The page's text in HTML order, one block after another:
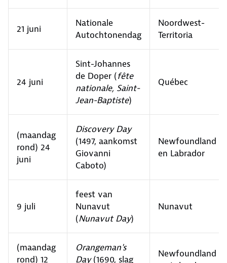
21 juni
Nationale
Autochtonendag
Noordwest-
Territoria
24 juni
Sint-Johannes
de Doper (fête
nationale, Saint-
Jean-Baptiste)
Québec
(maandag
rond) 24
juni
Discovery Day
(1497, aankomst
Giovanni
Caboto)
Newfoundland
en Labrador
9 juli
feest van
Nunavut
(Nunavut Day)
Nunavut
(maandag
rond) 12
Orangeman's
Day(1690, slag
Newfoundland